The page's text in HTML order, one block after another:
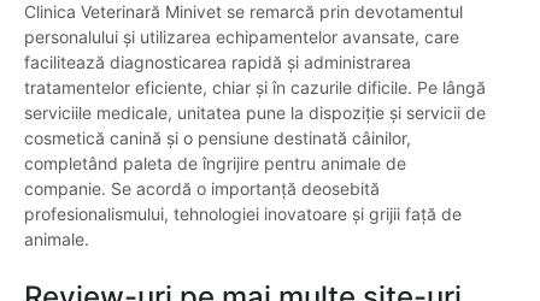
Clinica Veterinară Minivet se remarcă prin devotamentul
personalului și utilizarea echipamentelor avansate, care
facilitează diagnosticarea rapidă și administrarea
tratamentelor eficiente, chiar și în cazurile dificile. Pe lângă
serviciile medicale, unitatea pune la dispoziție și servicii de
cosmetică canină și o pensiune destinată câinilor,
completând paleta de îngrijire pentru animale de
companie. Se acordă o importanță deosebită
profesionalismului, tehnologiei inovatoare și grijii față de
animale.